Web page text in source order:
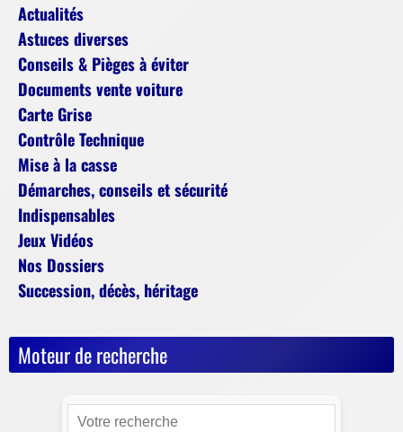
Actualités
Astuces diverses
Conseils & Pièges à éviter
Documents vente voiture
Carte Grise
Contrôle Technique
Mise à la casse
Démarches, conseils et sécurité
Indispensables
Jeux Vidéos
Nos Dossiers
Succession, décès, héritage
Moteur de recherche